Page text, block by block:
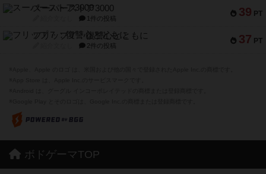
39 PT
スーパーストア3000
1件の投稿
37 PT
フリップ７：復讐心とともに
2件の投稿
ボドゲーマTOP